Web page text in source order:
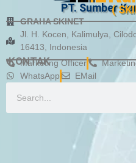
PT. Sumber
(
GRAHA SKINET
Jl. H. Kocen, Kalimulya,
16413, Indonesia
KONTAK
Marketing Officer
WhatsApp
EMail